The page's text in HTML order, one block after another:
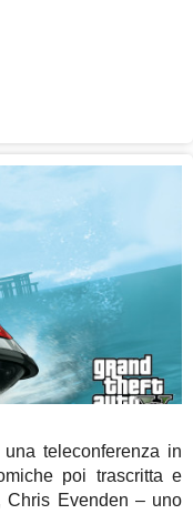
teleconferenza in
poi trascritta e
Chris Evenden – uno